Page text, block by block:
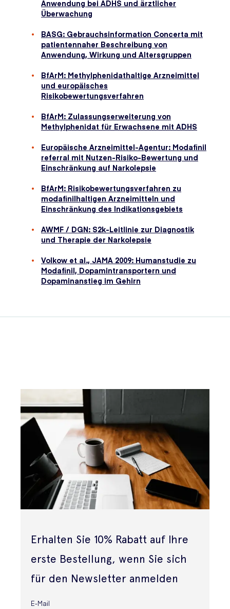
Anwendung bei ADHS und ärztlicher
Überwachung
BASG: Gebrauchsinformation Concerta mit
patientennaher Beschreibung von
Anwendung, Wirkung und Altersgruppen
BfArM: Methylphenidathaltige Arzneimittel
und europäisches
Risikobewertungsverfahren
BfArM: Zulassungserweiterung von
Methylphenidat für Erwachsene mit ADHS
Europäische Arzneimittel-Agentur: Modafinil
referral mit Nutzen-Risiko-Bewertung und
Einschränkung auf Narkolepsie
BfArM: Risikobewertungsverfahren zu
modafinilhaltigen Arzneimitteln und
Einschränkung des Indikationsgebiets
AWMF / DGN: S2k-Leitlinie zur Diagnostik
und Therapie der Narkolepsie
Volkow et al., JAMA 2009: Humanstudie zu
Modafinil, Dopamintransportern und
Dopaminanstieg im Gehirn
Erhalten Sie 10% Rabatt auf Ihre
erste Bestellung, wenn Sie sich
für den Newsletter anmelden
E-Mail